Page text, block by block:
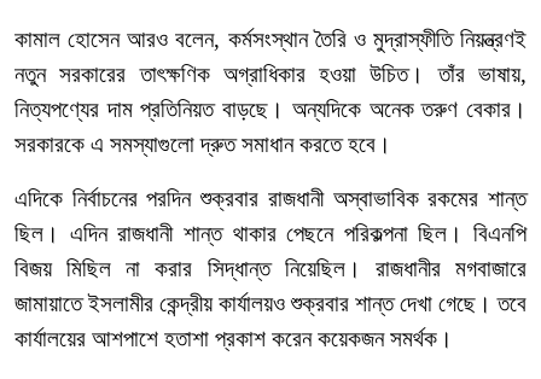
কামাল হোসেন আরও বলেন, কর্মসংস্থান তৈরি ও মুদ্রাস্ফীতি নিয়ন্ত্রণই
নতুন সরকারের তাৎক্ষণিক অগ্রাধিকার হওয়া উচিত। তাঁর ভাষায়,
নিত্যপণ্যের দাম প্রতিনিয়ত বাড়ছে। অন্যদিকে অনেক তরুণ বেকার।
সরকারকে এ সমস্যাগুলো দ্রুত সমাধান করতে হবে।
এদিকে নির্বাচনের পরদিন শুক্রবার রাজধানী অস্বাভাবিক রকমের শান্ত
ছিল।
এদিন রাজধানী শান্ত থাকার পেছনে পরিকল্পনা ছিল।
বিএনপি
বিজয় মিছিল না করার সিদ্ধান্ত নিয়েছিল। রাজধানীর মগবাজারে
জামায়াতে ইসলামীর কেন্দ্রীয় কার্যালয়ও শুক্রবার শান্ত দেখা গেছে। তবে
কার্যালয়ের আশপাশে হতাশা প্রকাশ করেন কয়েকজন সমর্থক।